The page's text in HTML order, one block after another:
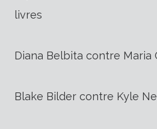
livres
Diana Belbita contre Maria
Blake Bilder contre Kyle